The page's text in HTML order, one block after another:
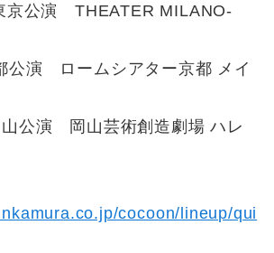
公演 THEATER MILANO-
演 ロームシアター京都 メイ
公演 岡山芸術創造劇場 ハレ
cocoon/lineup/qui